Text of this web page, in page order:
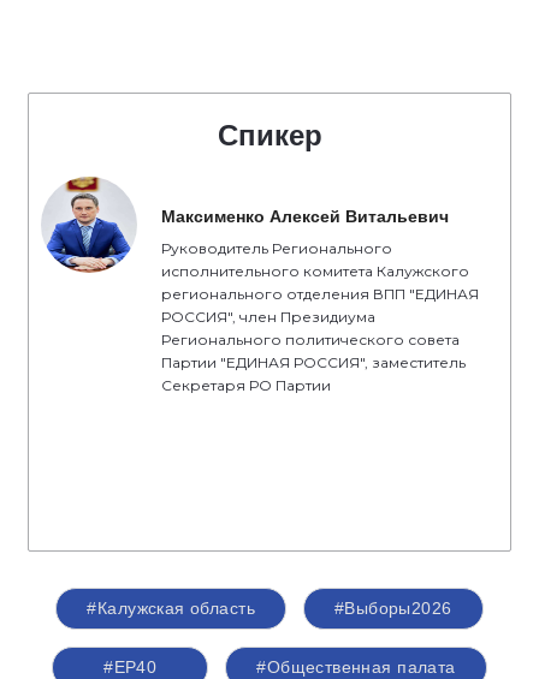
Спикер
Максименко Алексей Витальевич
Руководитель Регионального
исполнительного комитета Калужского
регионального отделения ВПП "ЕДИНАЯ
РОССИЯ", член Президиума
Регионального политического совета
Партии "ЕДИНАЯ РОССИЯ", заместитель
Секретаря РО Партии
#Калужская область #Выборы2026
#ЕР40 #Общественная палата